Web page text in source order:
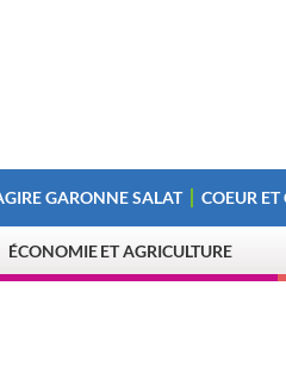
GARONNE SALAT COEUR
ÉCONOMIE ET AGRICULTURE